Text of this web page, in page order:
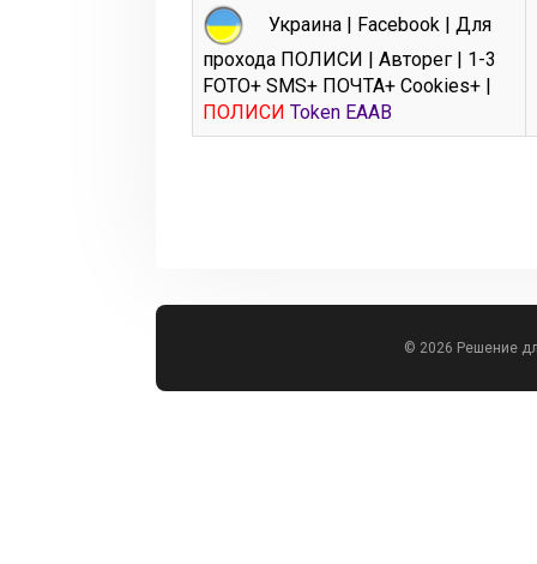
Украина | Facebook | Для
прохода ПОЛИСИ | Авторег | 1-3
FOTO+ SMS+ ПОЧТА+ Cookies+ |
ПОЛИСИ Token EAAB
© 2026 Решение